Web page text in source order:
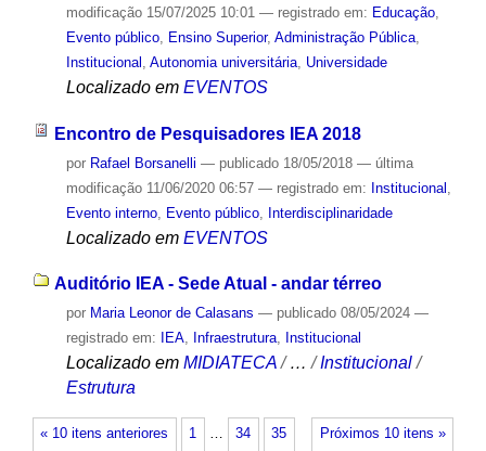
modificação15/07/2025 10:01 — registrado em: Educação,
Evento público, Ensino Superior, Administração Pública,
Institucional
Autonomia universitária, Universidade
Localizado em EVENTOS
Encontro de Pesquisadores IEA 2018
por Rafael Borsanelli — publicado18/05/2018 — última
modificação11/06/2020 06:57 — registrado em: Institucional
Evento interno, Evento público, Interdisciplinaridade
Localizado em EVENTOS
Auditório IEA - Sede Atual - andar térreo
por Maria Leonor de Calasans — publicado08/05/2024 —
registrado em:
IEA, Infraestrutura, Institucional
Localizado em MIDIATECA /…/Institucional /
Estrutura
« 10 itens anteriores Próximos 10 itens »
1 … 34 35